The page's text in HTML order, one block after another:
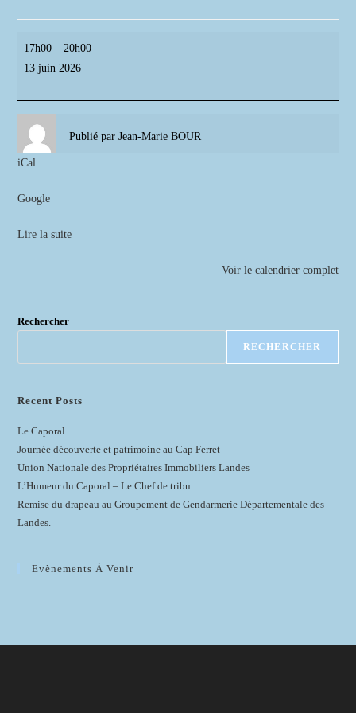
Hommages
-
sur
l'Adour
17h00 –20h00
13 juin 2026
Publié par Jean-Marie BOUR
iCal
Google
Lire la suite
Voir le calendrier complet
Rechercher
RECHERCHER
Recent Posts
Le Caporal.
Journée découverte et patrimoine au Cap Ferret
Union Nationale des Propriétaires Immobiliers Landes
L’Humeur du Caporal – Le Chef de tribu.
Remise du drapeau au Groupement de Gendarmerie Départementale des
Landes.
Evènements À Venir